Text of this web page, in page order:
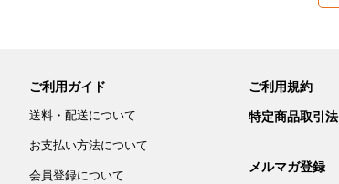
ご利用ガイド
送料・配送について
お支払い方法について
会員登録について
ご利用規約
特定商品取引法
メルマガ登録